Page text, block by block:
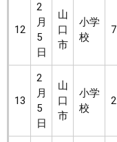
12
2
月
5
日
山
口
市
小学
校
7
13
2
月
5
日
山
口
市
小学
校
2